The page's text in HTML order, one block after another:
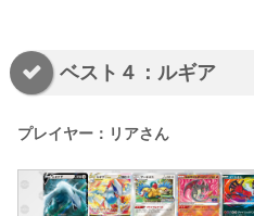
ベスト４：ルギア
プレイヤー：リアさん